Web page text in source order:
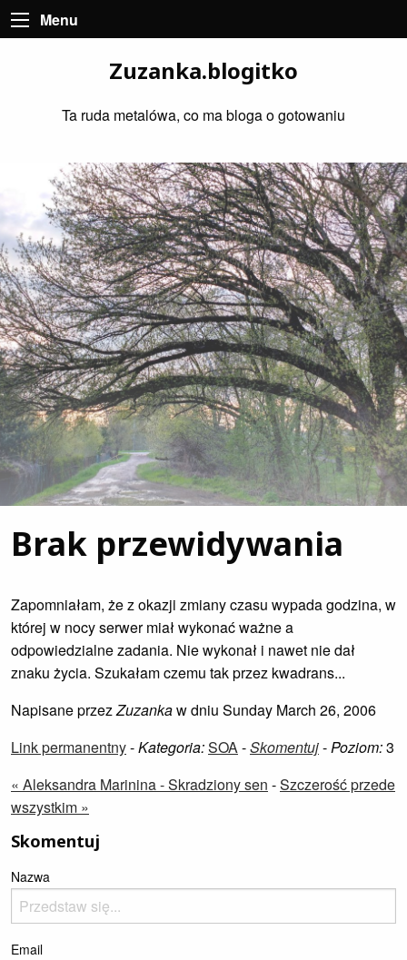
Menu
Zuzanka.blogitko
Ta ruda metalówa, co ma bloga o gotowaniu
Brak przewidywania
Zapomniałam, że z okazji zmiany czasu wypada godzina, w
której w nocy serwer miał wykonać ważne a
odpowiedzialne zadania. Nie wykonał i nawet nie dał
znaku życia. Szukałam czemu tak przez kwadrans...
Napisane przezZuzankaw dniu Sunday March 26, 2006
Link permanentny-Kategoria:SOA-Skomentuj-Poziom:3
« Aleksandra Marinina - Skradziony sen -Szczerość przede
wszystkim »
Skomentuj
Nazwa
Email